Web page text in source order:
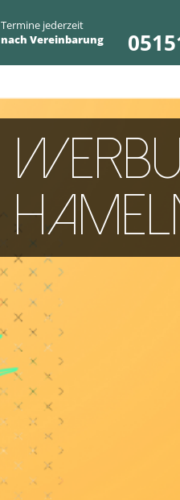
Termine jederzeit
nach Vereinbarung